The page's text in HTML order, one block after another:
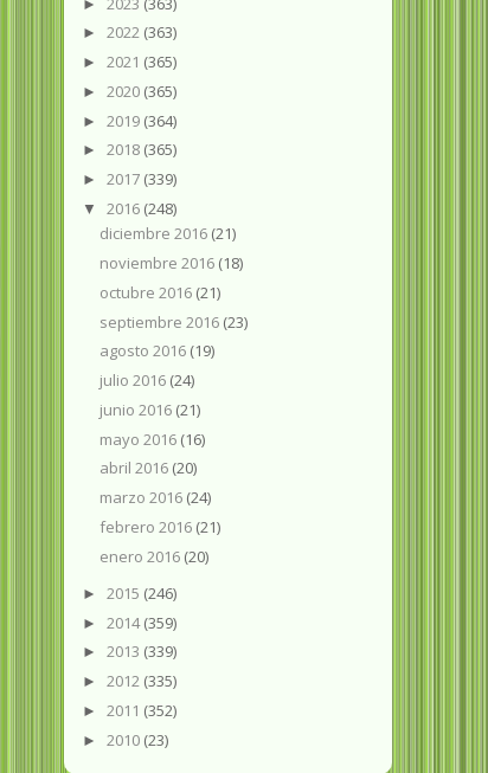
►
► 2022 (363)
► 2021 (365)
► 2020 (365)
► 2019 (364)
► 2018 (365)
► 2017 (339)
▼ 2016 (248)
diciembre 2016 (21)
noviembre 2016 (18)
octubre 2016 (21)
septiembre 2016 (23)
agosto 2016 (19)
julio 2016 (24)
junio 2016 (21)
mayo 2016 (16)
abril 2016 (20)
marzo 2016 (24)
febrero 2016 (21)
enero 2016 (20)
► 2015 (246)
► 2014(359)
► 2013 (339)
► 2012 (335)
► 2011 (352)
► 2010 (23)